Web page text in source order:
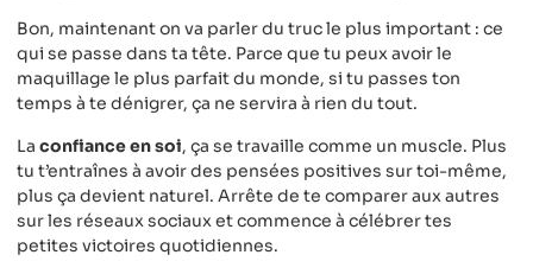
Bon, maintenant on va parler du truc le plus important : ce
qui se passe dans ta tête. Parce que tu peux avoir le
maquillage le plus parfait du monde, si tu passes ton
temps à te dénigrer, ça ne servira à rien du tout.
La confiance en soi, ça se travaille comme un muscle. Plus
tu t’entraînes à avoir des pensées positives sur toi-même,
plus ça devient naturel. Arrête de te comparer aux autres
sur les réseaux sociaux et commence à célébrer tes
petites victoires quotidiennes.